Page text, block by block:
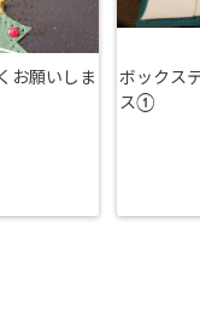
お願いしま
ボックス
ス①